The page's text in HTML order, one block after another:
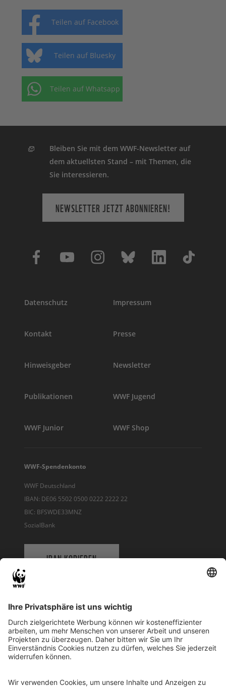
Teilen auf Facebook
Teilen auf Bluesky
Teilen auf Whatsapp
Bleiben Sie mit dem WWF-Newsletter auf
dem aktuellsten Stand – mit Themen, die
Sie interessieren.
NEWSLETTER JETZT ABONNIEREN!
Datenschutz Impressum
Kontakt Presse
Hinweisgeber Newsletter
Publikationen WWF Jugend
WWF Junior WWF Shop
WWF-Spendenkonto
WWF Deutschland
IBAN: DE06 5502 0500 0222 2222 22
BIC: BFSWDE33MNZ
SozialBank
IBAN KOPIEREN
WWF Deutschland
Reinhardtstr. 18
10117 Berlin